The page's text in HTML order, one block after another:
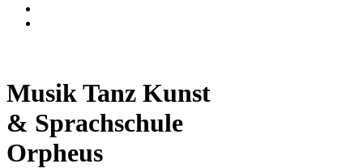
Musik Tanz Kunst
& Sprachschule
Orpheus